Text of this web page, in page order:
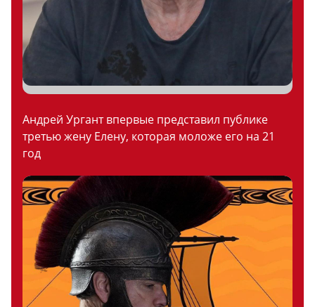
Андрей Ургант впервые представил публике
третью жену Елену, которая моложе его на 21
год